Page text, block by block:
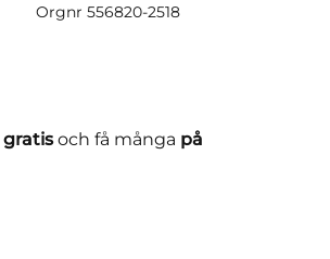
Orgnr 556820-2518
gratisoch få många på